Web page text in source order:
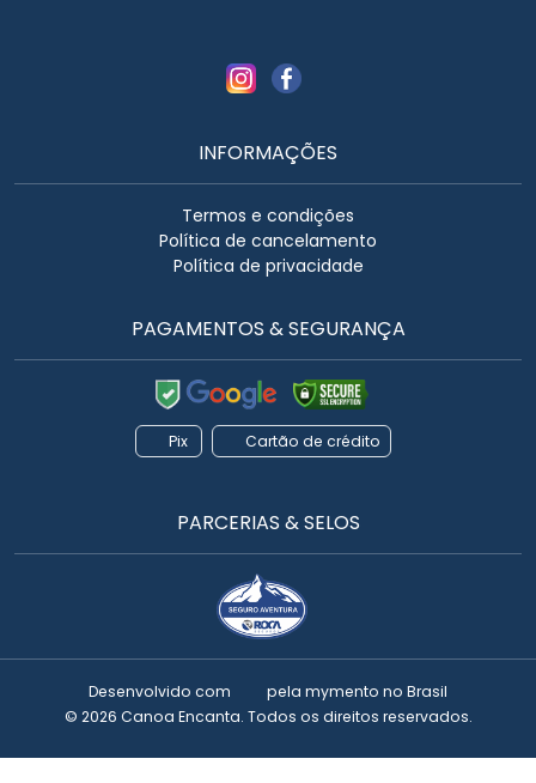
INFORMAÇÕES
Termos e condições
Política de cancelamento
Política de privacidade
PAGAMENTOS & SEGURANÇA
Pix Cartão de crédito
PARCERIAS & SELOS
Desenvolvido com pela mymento no Brasil
© 2026 Canoa Encanta. Todos os direitos reservados.